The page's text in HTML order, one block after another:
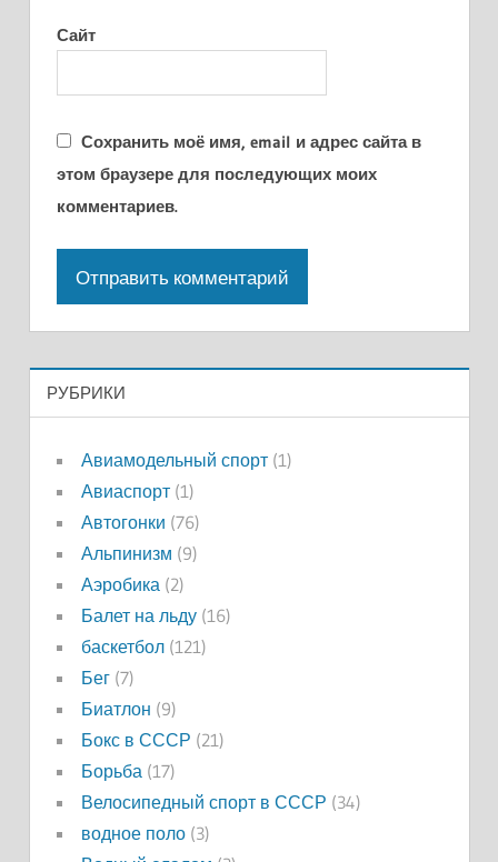
Сайт
Сохранить моё имя, email и адрес сайта в
этом браузере для последующих моих
комментариев.
РУБРИКИ
Авиамодельный спорт(1)
Авиаспорт(1)
Автогонки (76)
Альпинизм (9)
Аэробика (2)
Балет на льду(16)
баскетбол(121)
Бег(7)
Биатлон (9)
Бокс в СССР (21)
Борьба (17)
Велосипедный спорт в СССР (34)
водное поло(3)